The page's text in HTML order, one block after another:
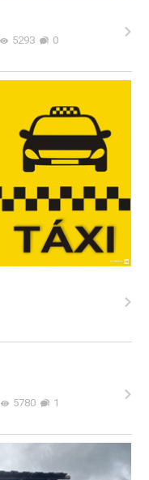
5293 0
5780 1